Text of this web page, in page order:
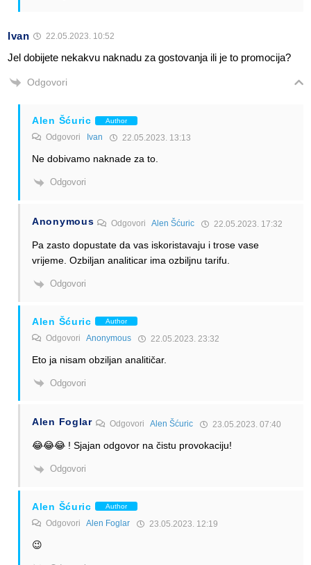
Ivan 22.05.2023. 10:52
Jel dobijete nekakvu naknadu za gostovanja ili je to promocija?
Odgovori
Alen Šćuric Author
Odgovori Ivan 22.05.2023. 13:13
Ne dobivamo naknade za to.
Odgovori
Anonymous OdgovoriAlen Šćuric 22.05.2023. 17:32
Pa zasto dopustate da vas iskoristavaju i trose vase
vrijeme. Ozbiljan analiticar ima ozbiljnu tarifu.
Odgovori
Alen Šćuric Author
Odgovori Anonymous 22.05.2023. 23:32
Eto ja nisam obziljan analitičar.
Odgovori
Alen Foglar Odgovori Alen Šćuric 23.05.2023. 07:40
😂😂😂 ! Sjajan odgovor na čistu provokaciju!
Odgovori
Alen Šćuric Author
Odgovori Alen Foglar 23.05.2023. 12:19
😉